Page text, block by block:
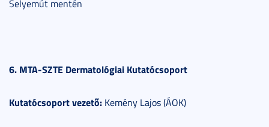
Selyemút mentén
6. MTA-SZTE Dermatológiai Kutatócsoport
Kutatócsoport vezető: Kemény Lajos (ÁOK)